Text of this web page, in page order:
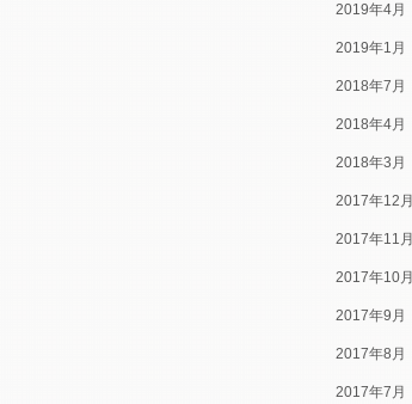
2019年4月
2019年1月
2018年7月
2018年4月
2018年3月
2017年12月
2017年11月
2017年10月
2017年9月
2017年8月
2017年7月